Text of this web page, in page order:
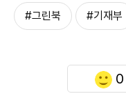
#그린북 #기재부
0